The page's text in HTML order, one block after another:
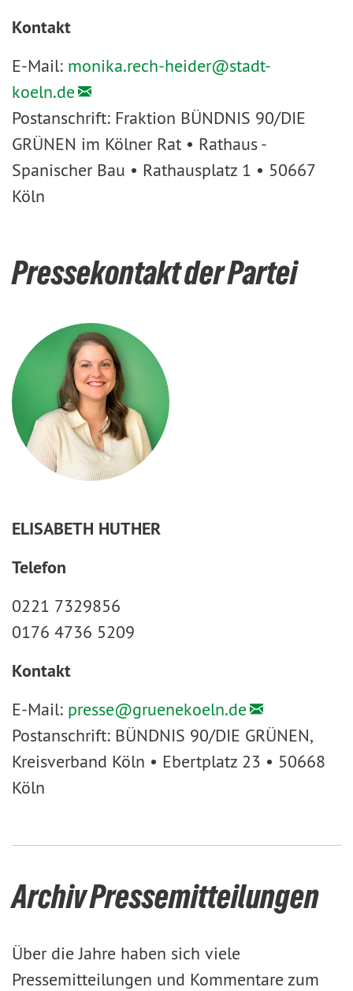
Kontakt
E-Mail: monika.rech-heider@stadt-
koeln.de
Postanschrift: Fraktion BÜNDNIS 90/DIE
GRÜNEN im Kölner Rat • Rathaus -
Spanischer Bau • Rathausplatz 1 • 50667
Köln
Pressekontakt der Partei
ELISABETH HUTHER
Telefon
0221 7329856
0176 4736 5209
Kontakt
E-Mail: presse@gruenekoeln.de
Postanschrift: BÜNDNIS 90/DIE GRÜNEN,
Kreisverband Köln • Ebertplatz 23 • 50668
Köln
Archiv Pressemitteilungen
Über die Jahre haben sich viele
Pressemitteilungen und Kommentare zum